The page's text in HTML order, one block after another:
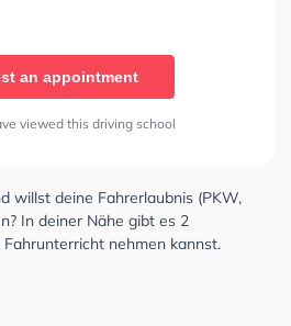
an appointment
viewed this driving school
willst deine Fahrerlaubnis (PKW,
In deiner Nähe gibt es 2
nehmen kannst.